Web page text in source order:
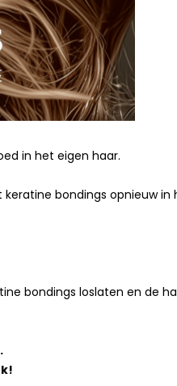
in het eigen haar.
bondings opnieuw
bondings loslaten en de